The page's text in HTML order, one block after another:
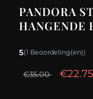
PANDORA
HANGENDE
5(1 Beoordeling(en))
€35.00 €22.75